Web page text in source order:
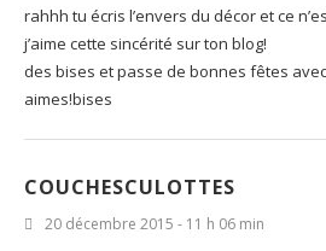
rahhh tu écris l’envers du décor et ce
j’aime cette sincérité sur ton blog!
des bises et passe de bonnes fêtes
aimes!bises
COUCHESCULOTTES
20 décembre 2015 - 11 h 06 min